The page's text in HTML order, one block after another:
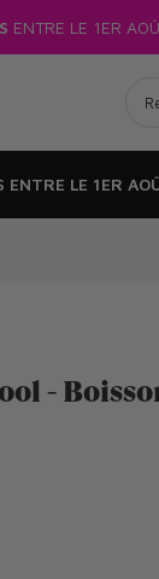
ENTRE LE 1ER
ENTRE LE 1ER
-